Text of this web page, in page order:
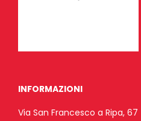
INFORMAZIONI
Via San Francesco a Ripa, 67